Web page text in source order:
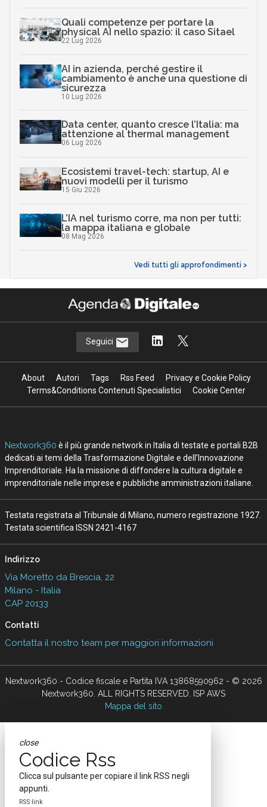
Quali competenze per portare la
physical AI nello spazio: il caso Sitael
22 Lug 2026
AI in azienda, perché gestire il
cambiamento è anche una questione di
sicurezza
10 Lug 2026
Data center, quanto cresce l’Italia: ma
attenzione al thermal management
06 Lug 2026
Ecosistemi travel-tech: startup, AI e
nuovi modelli per il turismo
15 Giu 2026
L’IA nel turismo corre, ma non per tutti:
la mappa italiana e globale
08 Mag 2026
Vedi tutti gli approfondimenti >
Seguici
About Autori Tags Rss Feed
Privacy e Cookie Policy
Terms&Conditions Contenuti Specialistici
Cookie Center
Nextwork360 è il più grande network in Italia di testate e portali B2B
dedicati ai temi della Trasformazione Digitale e dell’Innovazione
Imprenditoriale. Ha la missione di diffondere la cultura digitale e
imprenditoriale nelle imprese e pubbliche amministrazioni italiane.
Testata registrata al Tribunale di Milano, numero registrazione 1927.
Testata scientifica ISSN 2421-4167
Indirizzo
Via Moretto da Brescia, 22
Milano - Italia
CAP 20133
Contatti
Contatta il nostro team per maggiori informazioni
Nextwork360 - Codice fiscale e Partita IVA 13868590962 - © 2026
Nextwork360. ALL RIGHTS RESERVED. ISP AWS
Mappa del sito
close
Codice Rss
Clicca sul pulsante per copiare il link RSS negli
appunti.
RSS link